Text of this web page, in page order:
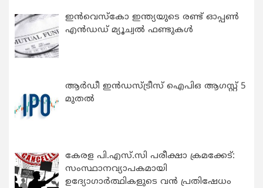
ഇന്‍വെസ്കോ ഇന്ത്യയുടെ രണ്ട് ഓപ്പണ്‍
എന്‍ഡഡ് മ്യൂച്വല്‍ ഫണ്ടുകള്‍
ആർഡീ ഇൻഡസ്ട്രീസ് ഐപിഒ ആഗസ്റ്റ് 5
മുതൽ
കേരള പി.എസ്.സി പരീക്ഷാ ക്രമക്കേട്:
സംസ്ഥാനവ്യാപകമായി
ഉദ്യോഗാര്‍ത്ഥികളുടെ വന്‍ പ്രതിഷേധം